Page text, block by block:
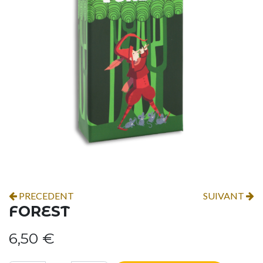
PRECEDENT SUIVANT
FOREST
6,50 €